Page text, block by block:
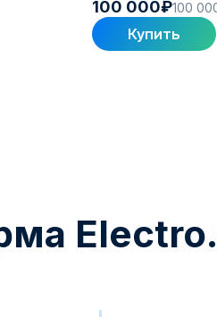
100 000₽100
Купить